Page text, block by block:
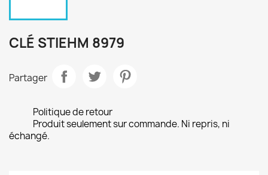
CLÉ STIEHM 8979
Partager
Politique de retour
Produit seulement sur commande. Ni repris, ni
échangé.